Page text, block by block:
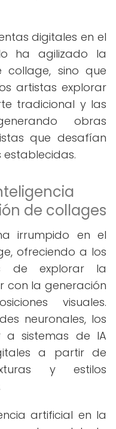
digitales en el
ha agilizado la
sino que
artistas explorar
tradicional y las
obras
que desafían
establecidas.
de collages
irrumpido en el
ofreciendo a los
de explorar la
con la generación
visuales.
neuronales, los
a sistemas de IA
a partir de
y estilos
artificial en la